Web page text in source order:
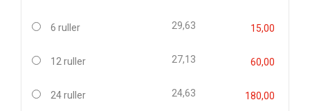
6 ruller 29,63 15,00
12 ruller 27,13 60,00
24 ruller 24,63 180,00